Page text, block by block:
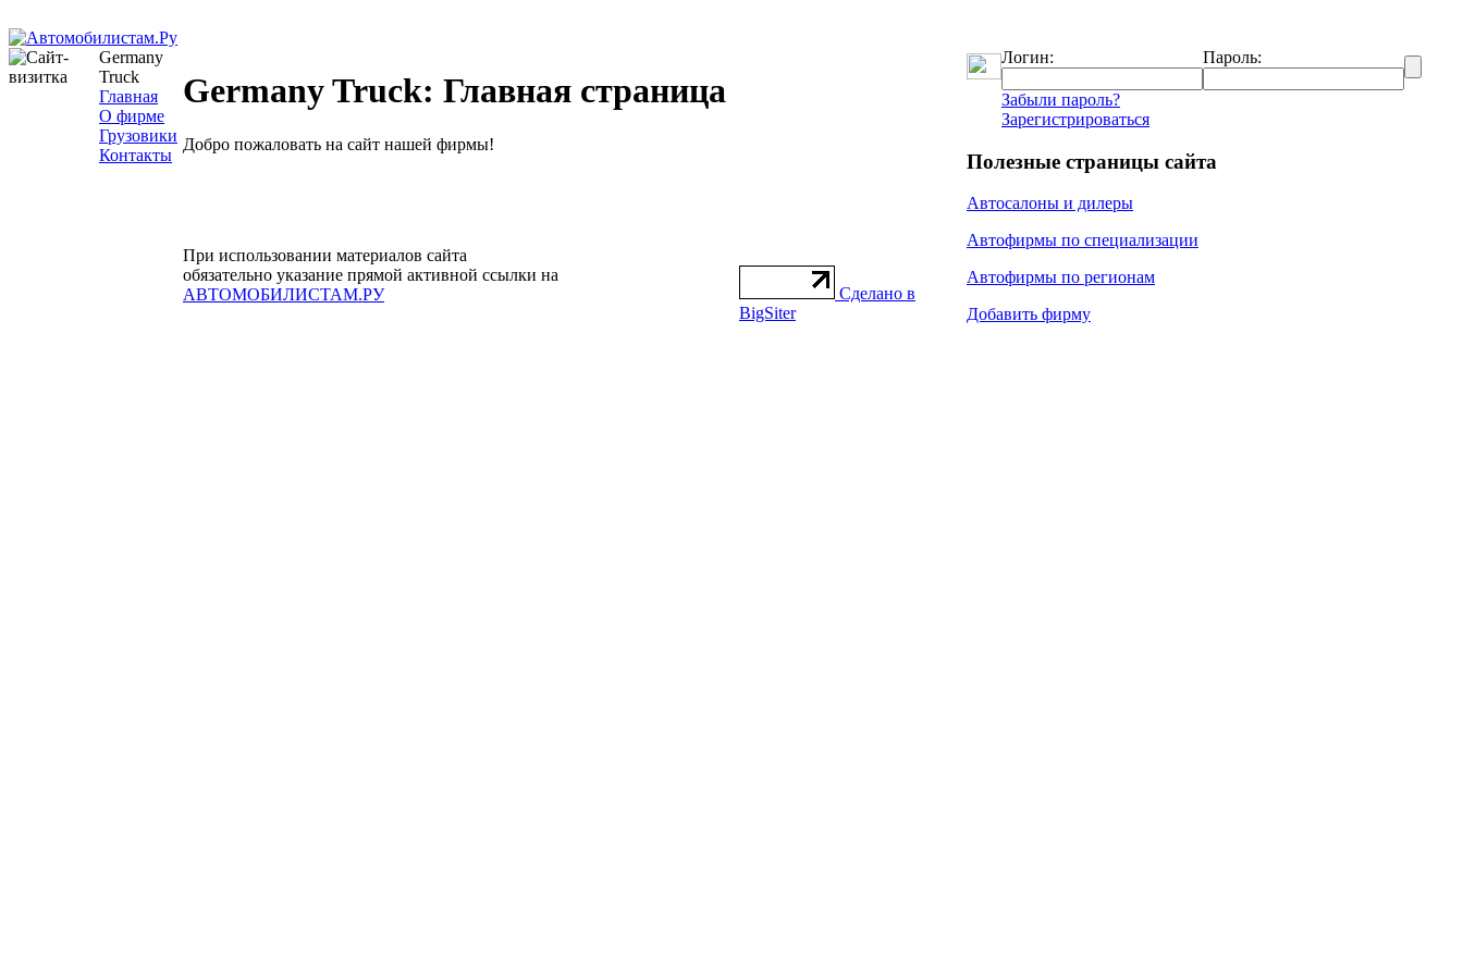
Germany
Truck
Главная
О фирме
Грузовики
Контакты
Germany Truck: Главная страница
Добро пожаловать на сайт нашей фирмы!
При использовании материалов сайта
обязательно указание прямой активной ссылки на
АВТОМОБИЛИСТАМ.РУ
Сделано в
BigSiter
Логин: Пароль:
Забыли пароль?
Зарегистрироваться
Полезные страницы сайта
Автосалоны и дилеры
Автофирмы по специализации
Автофирмы по регионам
Добавить фирму